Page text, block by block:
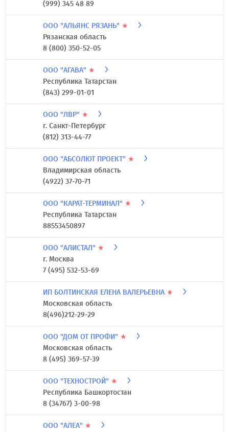
(999) 345 48 89
ООО "АЛЬЯНС РЯЗАНЬ" ★
Рязанская область
8 (800) 350-52-05
ООО "АГАВА" ★
Республика Татарстан
(843) 299-01-01
ООО "ЛВР" ★
г. Санкт-Петербург
(812) 313-44-77
ООО "АБСОЛЮТ ПРОЕКТ" ★
Владимирская область
(4922) 37-70-71
ООО "КАРАТ-ТЕРМИНАЛ" ★
Республика Татарстан
88553450897
ООО "АЛИСТАЛ" ★
г. Москва
7 (495) 532-53-69
ИП БОЛТИНСКАЯ ЕЛЕНА ВАЛЕРЬЕВНА ★
Московская область
8(496)212-29-29
ООО "ДОМ ОТ ПРОФИ" ★
Московская область
8 (495) 369-57-39
ООО "ТЕХНОСТРОЙ" ★
Республика Башкортостан
8 (34767) 3-00-98
ООО "АЛЕА" ★